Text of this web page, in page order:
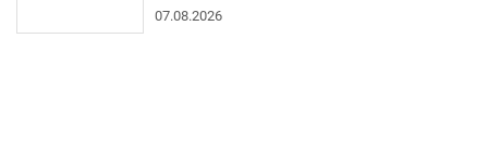
07.08.2026